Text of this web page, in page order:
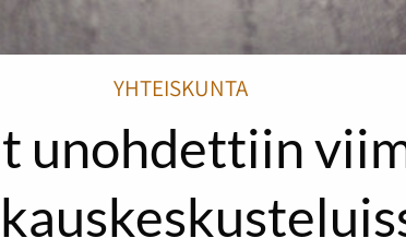
YHTEISKUNTA
unohdettiin